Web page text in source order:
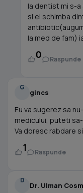
la dentist mi s-a
si el schimba
la med de fam)
0 Raspunde
G
gincs
Eu va sugerez sa
medicului, puteti
Va doresc rabdare
1 Raspunde
D
Dr. Ulman